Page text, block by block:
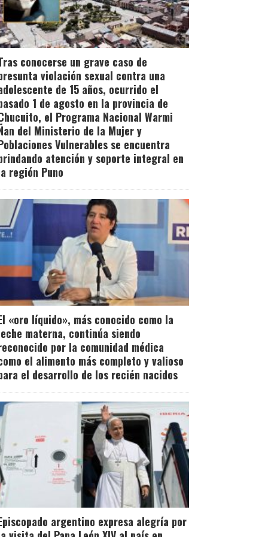
conocerse un grave caso de
violación sexual contra una
de 15 años, ocurrido el
1 de agosto en la provincia de
el Programa Nacional Warmi
del Ministerio de la Mujer y
Vulnerables se encuentra
atención y soporte integral en
región Puno
«oro líquido», más conocido como la
materna, continúa siendo
por la comunidad médica
el alimento más completo y valioso
el desarrollo de los recién nacidos
argentino expresa alegría por